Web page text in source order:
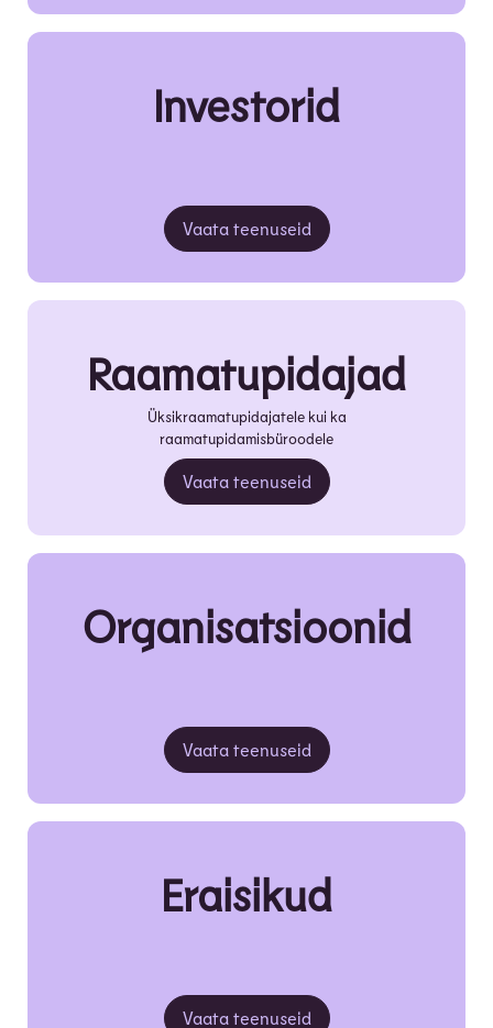
Investorid
Vaata teenuseid
Raamatupidajad
Üksikraamatupidajatele kui ka
raamatupidamisbüroodele
Vaata teenuseid
Organisatsioonid
Vaata teenuseid
Eraisikud
Vaata teenuseid